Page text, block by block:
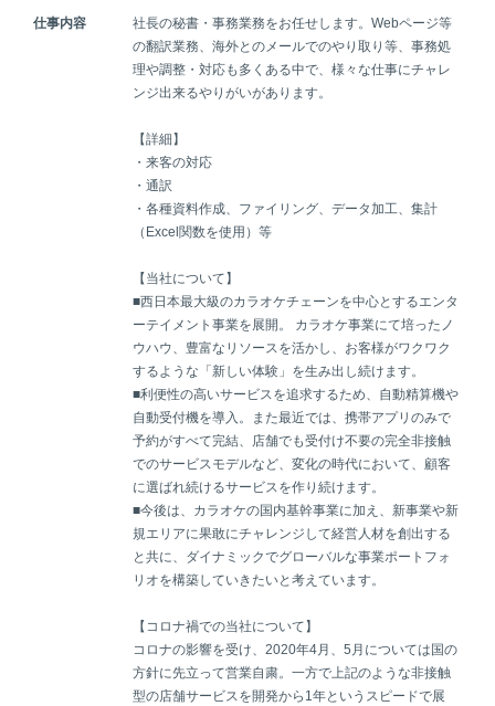
仕事内容
社長の秘書・事務業務をお任せします。Webページ等
の翻訳業務、海外とのメールでのやり取り等、事務処
理や調整・対応も多くある中で、様々な仕事にチャレ
ンジ出来るやりがいがあります。
【詳細】
・来客の対応
・通訳
・各種資料作成、ファイリング、データ加工、集計
（Excel関数を使用）等
【当社について】
■西日本最大級のカラオケチェーンを中心とするエンタ
ーテイメント事業を展開。 カラオケ事業にて培ったノ
ウハウ、豊富なリソースを活かし、お客様がワクワク
するような「新しい体験」を生み出し続けます。
■利便性の高いサービスを追求するため、自動精算機や
自動受付機を導入。また最近では、携帯アプリのみで
予約がすべて完結、店舗でも受付け不要の完全非接触
でのサービスモデルなど、変化の時代において、顧客
に選ばれ続けるサービスを作り続けます。
■今後は、カラオケの国内基幹事業に加え、新事業や新
規エリアに果敢にチャレンジして経営人材を創出する
と共に、ダイナミックでグローバルな事業ポートフォ
リオを構築していきたいと考えています。
【コロナ禍での当社について】
コロナの影響を受け、2020年4月、5月については国の
方針に先立って営業自粛。一方で上記のような非接触
型の店舗サービスを開発から1年というスピードで展